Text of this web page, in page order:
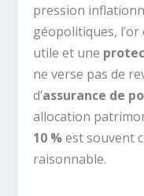
pression
géopolitiques,
utile et une
ne verse pas de
d’assurance de
allocation
10 %est souvent
raisonnable.